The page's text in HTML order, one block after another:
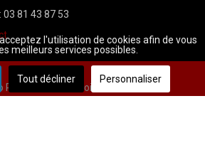
81 43 87 53
Air - Tous droits réservés
l'utilisation de cookies afin de vous
meilleurs services possibles.
Tout décliner Personnaliser